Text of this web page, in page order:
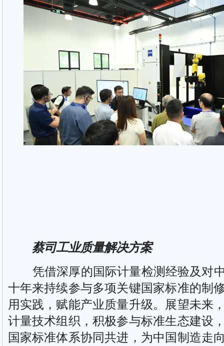
蔡司工业质量解决方案
凭借深厚的国际计量检测经验及对
十年来持续参与多项关键国家标准的制
用实践，赋能产业质量升级。展望未来
计量技术组织，积极参与标准生态建设
国家标准体系协同共进，为中国制造走